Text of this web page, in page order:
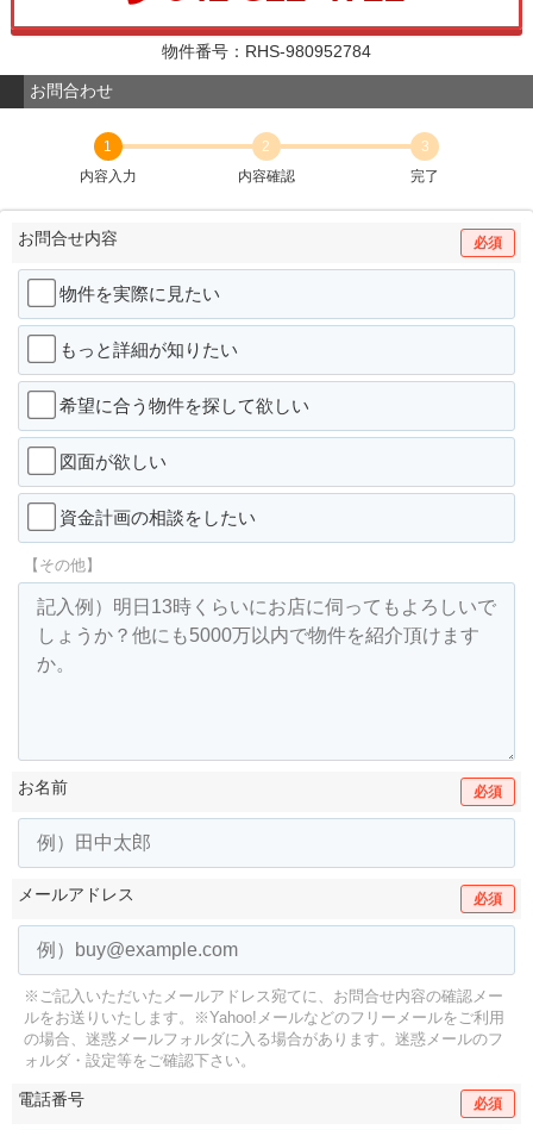
物件番号：RHS-980952784
お問合わせ
1
内容入力
2
内容確認
3
完了
お問合せ内容 必須
物件を実際に見たい
もっと詳細が知りたい
希望に合う物件を探して欲しい
図面が欲しい
資金計画の相談をしたい
【その他】
お名前 必須
メールアドレス 必須
※ご記入いただいたメールアドレス宛てに、お問合せ内容の確認メー
ルをお送りいたします。
※Yahoo!メールなどのフリーメールをご利用
の場合、迷惑メールフォルダに入る場合があります。 迷惑メールのフ
ォルダ・設定等をご確認下さい。
電話番号 必須